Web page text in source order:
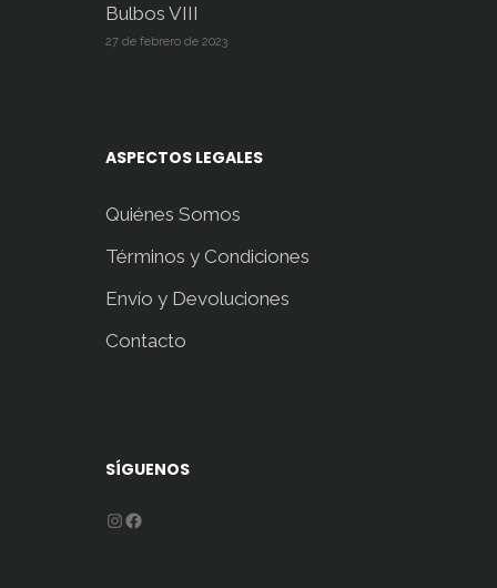
Bulbos VIII
27 de febrero de 2023
ASPECTOS LEGALES
Quiénes Somos
Términos y Condiciones
Envío y Devoluciones
Contacto
SÍGUENOS
Instagram
Facebook